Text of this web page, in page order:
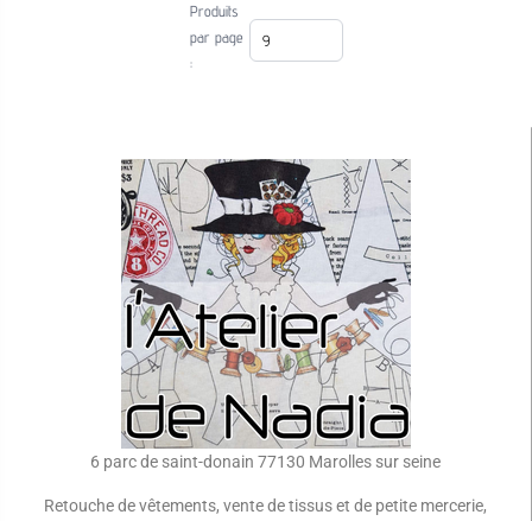
Produits
par page
:
6 parc de saint-donain 77130 Marolles sur seine
Retouche de vêtements, vente de tissus et de petite mercerie,